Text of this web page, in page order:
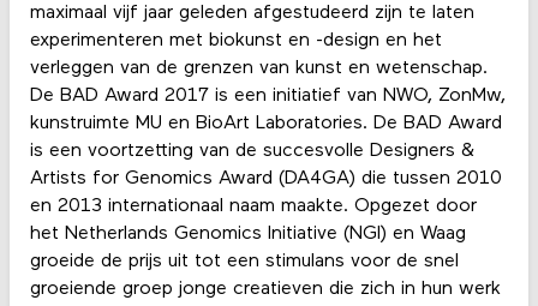
maximaal vijf jaar geleden afgestudeerd zijn te laten
experimenteren met biokunst en -design en het
verleggen van de grenzen van kunst en wetenschap.
De BAD Award 2017 is een initiatief van NWO, ZonMw,
kunstruimte MU en BioArt Laboratories. De BAD Award
is een voortzetting van de succesvolle Designers &
Artists for Genomics Award (DA4GA) die tussen 2010
en 2013 internationaal naam maakte. Opgezet door
het Netherlands Genomics Initiative (NGI) en Waag
groeide de prijs uit tot een stimulans voor de snel
groeiende groep jonge creatieven die zich in hun werk